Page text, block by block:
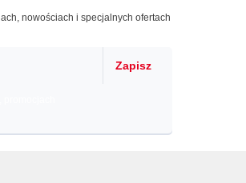
nowościach i specjalnych ofertach
Zapisz